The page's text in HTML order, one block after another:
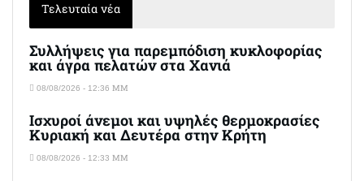
Τελευταία νέα
Συλλήψεις για παρεμπόδιση κυκλοφορίας
και άγρα πελατών στα Χανιά
08/08/2026 - 12:36 ΜΜ
Ισχυροί άνεμοι και υψηλές θερμοκρασίες
Κυριακή και Δευτέρα στην Κρήτη
08/08/2026 - 12:33 ΜΜ